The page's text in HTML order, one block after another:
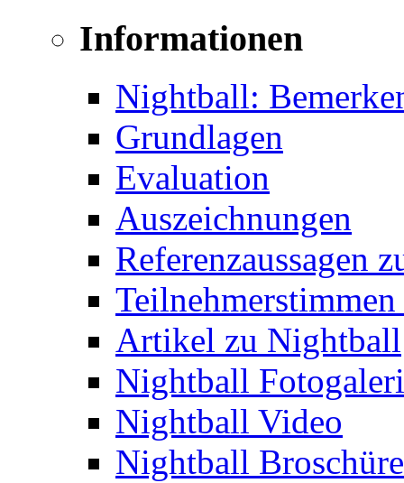
Informationen
Nightball:
Grundlagen
Evaluation
Auszeichnungen
Referenzaussagen
Artikel zu Nightball
Nightball
Nightball Video
Nightball